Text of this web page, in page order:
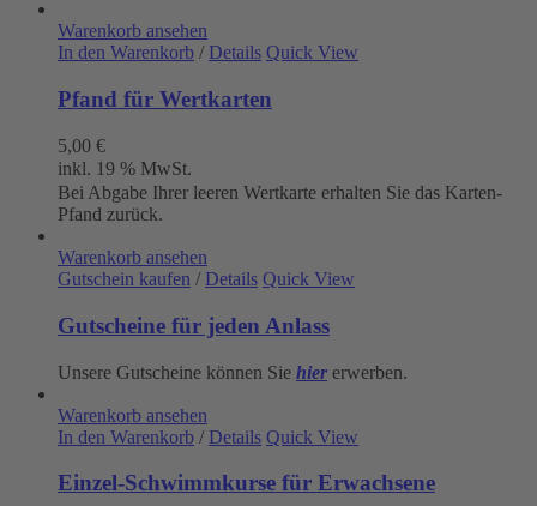
Warenkorb ansehen
In den Warenkorb / Details Quick View
Pfand für Wertkarten
5,00 €
inkl. 19 % MwSt.
Bei Abgabe Ihrer leeren Wertkarte erhalten Sie das Karten-
Pfand zurück.
Warenkorb ansehen
Gutschein kaufen / Details Quick View
Gutscheine für jeden Anlass
Unsere Gutscheine können Sie hier erwerben.
Warenkorb ansehen
In den Warenkorb / Details Quick View
Einzel-Schwimmkurse für Erwachsene